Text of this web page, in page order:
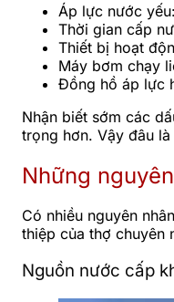
Áp lực nước
Thời gian cấp
Thiết bị hoạt
Máy bơm chạy
Đồng hồ áp lực
Nhận biết sớm các
trọng hơn. Vậy đâu
Những
Có nhiều nguyên
thiệp của thợ chuyên
Nguồn nước cấp